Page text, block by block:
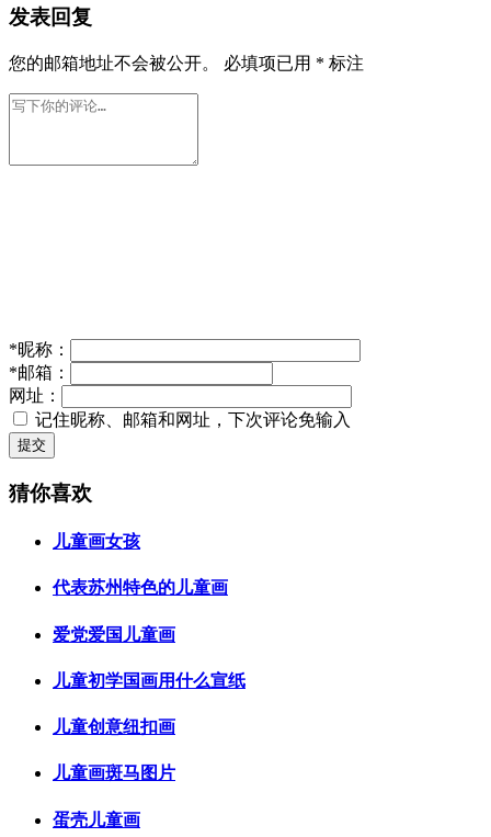
发表回复
您的邮箱地址不会被公开。 必填项已用 * 标注
*昵称：
*邮箱：
网址：
记住昵称、邮箱和网址，下次评论免输入
提交
猜你喜欢
儿童画女孩
代表苏州特色的儿童画
爱党爱国儿童画
儿童初学国画用什么宣纸
儿童创意纽扣画
儿童画斑马图片
蛋壳儿童画